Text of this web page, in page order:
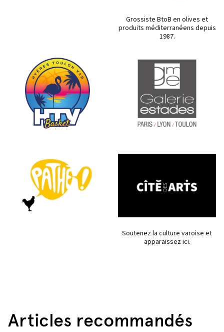
Grossiste BtoB en olives et
produits méditerranéens depuis
1987.
Soutenez la culture varoise et
apparaissez ici.
Articles recommandés